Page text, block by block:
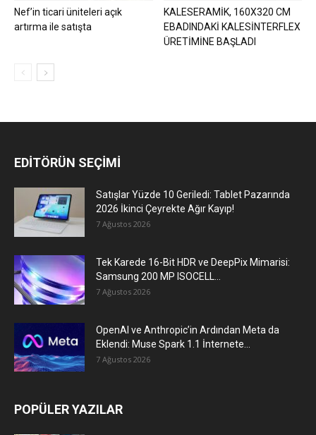
Nef’in ticari üniteleri açık
artırma ile satışta
KALESERAMİK, 160X320 CM
EBADINDAKİ KALESİNTERFLEX
ÜRETİMİNE BAŞLADI
EDİTÖRÜN SEÇİMİ
Satışlar Yüzde 10 Geriledi: Tablet Pazarında
2026 İkinci Çeyrekte Ağır Kayıp!
7 Ağustos 2026
Tek Karede 16-Bit HDR ve DeepPix Mimarisi:
Samsung 200 MP ISOCELL...
7 Ağustos 2026
OpenAI ve Anthropic’in Ardından Meta da
Eklendi: Muse Spark 1.1 İnternete...
7 Ağustos 2026
POPÜLER YAZILAR